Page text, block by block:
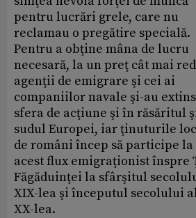
pentru lucrări grele, care nu
reclamau o pregătire specială.
Pentru a obţine mâna de lucru
necesară, la un preţ cât mai
agenţii de emigrare şi cei ai
companiilor navale şi-au extins
sfera de acţiune şi în răsăritul
sudul Europei, iar ţinuturile
de români încep să participe la
acest flux emigraţionist înspre
Făgăduinţei la sfârşitul
XIX-lea şi începutul secolului
XX-lea.